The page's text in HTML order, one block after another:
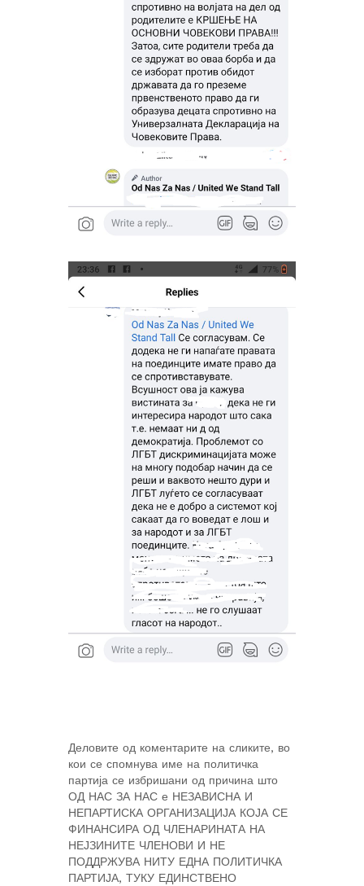
Деловите од коментарите на сликите, во
кои се спомнува име на политичка
партија се избришани од причина што
ОД НАС ЗА НАС е НЕЗАВИСНА И
НЕПАРТИСКА ОРГАНИЗАЦИЈА КОЈА СЕ
ФИНАНСИРА ОД ЧЛЕНАРИНАТА НА
НЕЈЗИНИТЕ ЧЛЕНОВИ И НЕ
ПОДДРЖУВА НИТУ ЕДНА ПОЛИТИЧКА
ПАРТИЈА, ТУКУ ЕДИНСТВЕНО